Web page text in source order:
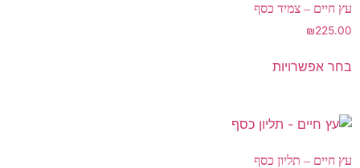
עץ חיים – צמיד כסף
₪225.00
בחר אפשרויות
עץ חיים – תליון כסף